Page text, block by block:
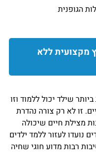
הגופנית
מקצועית ללא
שילד יכול ללמוד וזו
זו לא רק צורה נהדרת
מצילת חיים שיכולה
נועדו לעזור ללמד ילדים
רבות מדוע חוגי שחיה